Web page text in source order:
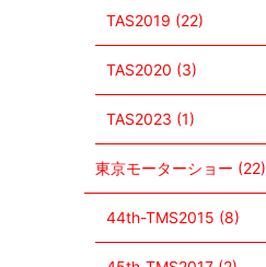
TAS2019 (22)
TAS2020 (3)
TAS2023 (1)
東京モーターショー (22)
44th-TMS2015 (8)